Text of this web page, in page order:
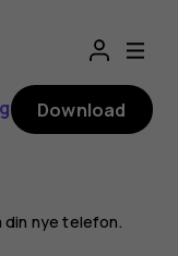
Download
nye telefon.